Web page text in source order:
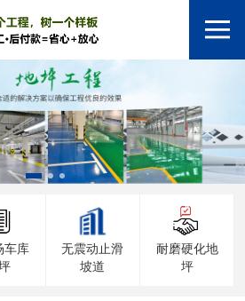
车库
无震动止滑
坡道
耐磨硬化地
坪